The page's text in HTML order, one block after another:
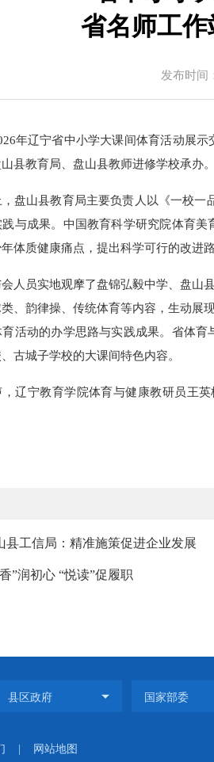
省名师工
发布时间
年辽宁省中小学大课间体育活动展
县教育局、盘山县教师进修学校承办
盘山县教育局主要负责人以《一校
与成果。中国教育科学研究院体育
体质健康痛点，提出科学可行的改进
人员实地观摩了盘锦弘毅中学、盘山
类、韵律操、传统体育等内容，生动展
活动的办学思路与实践成果。省体
古城子学校的大课间特色内容。
辽宁教育学院体育与健康教研员王
县工信局：精准施策促进企业发展
”润初心 “悦读”促履职
网站地图